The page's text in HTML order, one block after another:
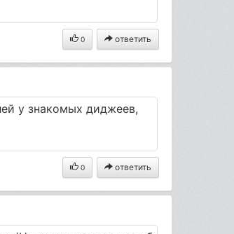
0 ответить
у знакомых диджеев,
0 ответить